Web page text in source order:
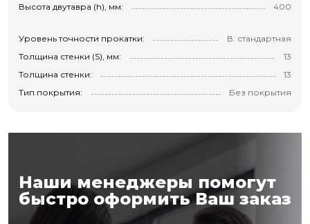
Высота двутавра (h), мм:
400
Уровень точности прокатки:
В: стандартная
Толщина стенки (S), мм:
13
Толщина стенки:
13
Тип покрытия:
Без покрытия
Наши менеджеры помогут
быстро оформить Ваш заказ